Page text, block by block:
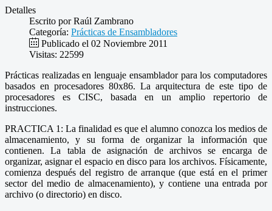
Detalles
Escrito porRaúl Zambrano
Categoría: Prácticas de Ensambladores
Publicado el 02 Noviembre 2011
Visitas: 22599
Prácticas realizadas en lenguaje ensamblador para los computadores
basados en procesadores 80x86. La arquitectura de este tipo de
procesadores es CISC, basada en un amplio repertorio de
instrucciones.
PRACTICA 1: La finalidad es que el alumno conozca los medios de
almacenamiento, y su forma de organizar la información que
contienen. La tabla de asignación de archivos se encarga de
organizar, asignar el espacio en disco para los archivos. Físicamente,
comienza después del registro de arranque (que está en el primer
sector del medio de almacenamiento), y contiene una entrada por
archivo (o directorio) en disco.